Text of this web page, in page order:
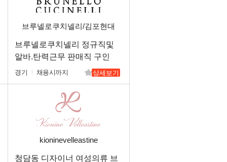
브루넬로쿠치넬리/김포현대
브루넬로쿠치넬리 정규직및
알바.탄력근무 판매직 구인
경기 채용시까지 상세보기
kioninevelleastine
청담동 디자이너 여성의류 브